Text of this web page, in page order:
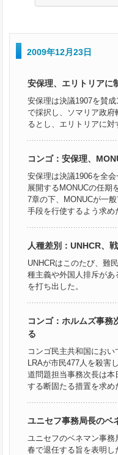
2009年12月23日
安保理、エリトリアに
安保理は決議1907を賛
で採択し、ソマリア政
るとし、エリトリアに対
コンゴ：安保理、
安保理は決議1906を全
展開するMONUCの任期
7章の下、MONUCが一
手段を行使するよう求め
人種差別：UNHCR、
UNHCRはこのたび、難
種主義や外国人排斥が
を打ち出した。
コンゴ：ホルムズ事務
る
コンゴ民主共和国にお
LRAが市民477人を殺害
道問題担当事務次長は
する断固たる措置を求め
ユニセフ事務局長のベ
ユニセフのベネマン事
春で退任する旨を表明